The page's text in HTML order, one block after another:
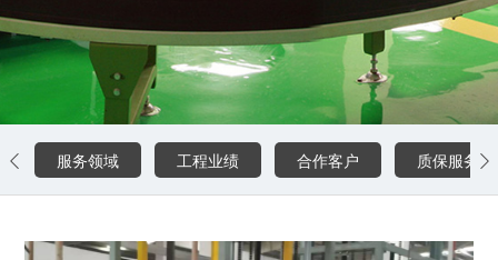
服务领域 工程业绩 合作客户 质保服务
 